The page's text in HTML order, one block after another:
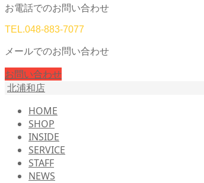
お電話でのお問い合わせ
TEL.048-883-7077
メールでのお問い合わせ
お問い合わせ
北浦和店
HOME
SHOP
INSIDE
SERVICE
STAFF
NEWS